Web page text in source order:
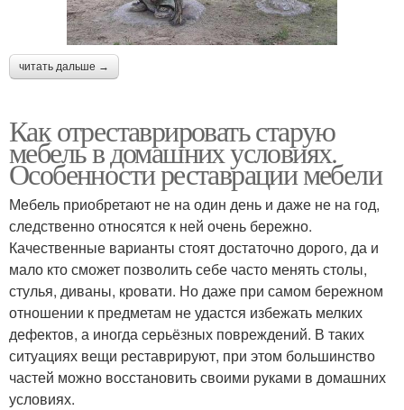
читать дальше →
Как отреставрировать старую
мебель в домашних условиях.
Особенности реставрации мебели
Мебель приобретают не на один день и даже не на год,
следственно относятся к ней очень бережно.
Качественные варианты стоят достаточно дорого, да и
мало кто сможет позволить себе часто менять столы,
стулья, диваны, кровати. Но даже при самом бережном
отношении к предметам не удастся избежать мелких
дефектов, а иногда серьёзных повреждений. В таких
ситуациях вещи реставрируют, при этом большинство
частей можно восстановить своими руками в домашних
условиях.